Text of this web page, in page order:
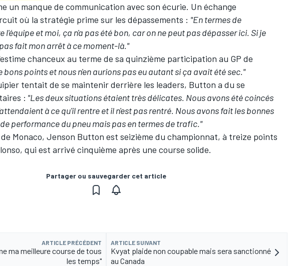
un manque de communication avec son écurie. Un échange
où la stratégie prime sur les dépassements : "En termes de
et moi, ça n'a pas été bon, car on ne peut pas dépasser ici. Si je
fait mon arrêt à ce moment-là."
chanceux au terme de sa quinzième participation au GP de
bons points et nous n'en aurions pas eu autant si ça avait été sec."
tentait de se maintenir derrière les leaders, Button a du se
: "Les deux situations étaient très délicates. Nous avons été coincés
à ce qu'il rentre et il n'est pas rentré. Nous avons fait les bonnes
performance du pneu mais pas en termes de trafic."
Monaco, Jenson Button est seizième du championnat, à treize points
qui est arrivé cinquième après une course solide.
Partager ou sauvegarder cet article
ARTICLE PRÉCÉDENT
ma meilleure course de tous
les temps"
ARTICLE SUIVANT
Kvyat plaide non coupable mais sera sanctionné
au Canada